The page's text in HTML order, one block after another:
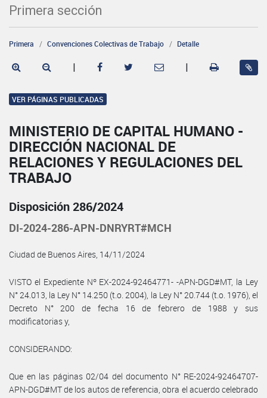
Primera sección
Primera Convenciones Colectivas de Trabajo Detalle
| |
VER PÁGINAS PUBLICADAS
MINISTERIO DE CAPITAL HUMANO -
DIRECCIÓN NACIONAL DE
RELACIONES Y REGULACIONES DEL
TRABAJO
Disposición 286/2024
DI-2024-286-APN-DNRYRT#MCH
Ciudad de Buenos Aires, 14/11/2024
VISTO el Expediente Nº EX-2024-92464771- -APN-DGD#MT, la Ley
N° 24.013, la Ley N° 14.250 (t.o. 2004), la Ley N° 20.744 (t.o. 1976), el
Decreto N° 200 de fecha 16 de febrero de 1988 y sus
modificatorias y,
CONSIDERANDO:
Que en las páginas 02/04 del documento N° RE-2024-92464707-
APN-DGD#MT de los autos de referencia, obra el acuerdo celebrado